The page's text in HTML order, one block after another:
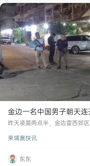
金边一名中国男子朝天
不得其解？
昨天凌晨两点半，金边雷西郊
去。 事发后，当地警方赶到现
中国。
柬埔寨快讯
东东